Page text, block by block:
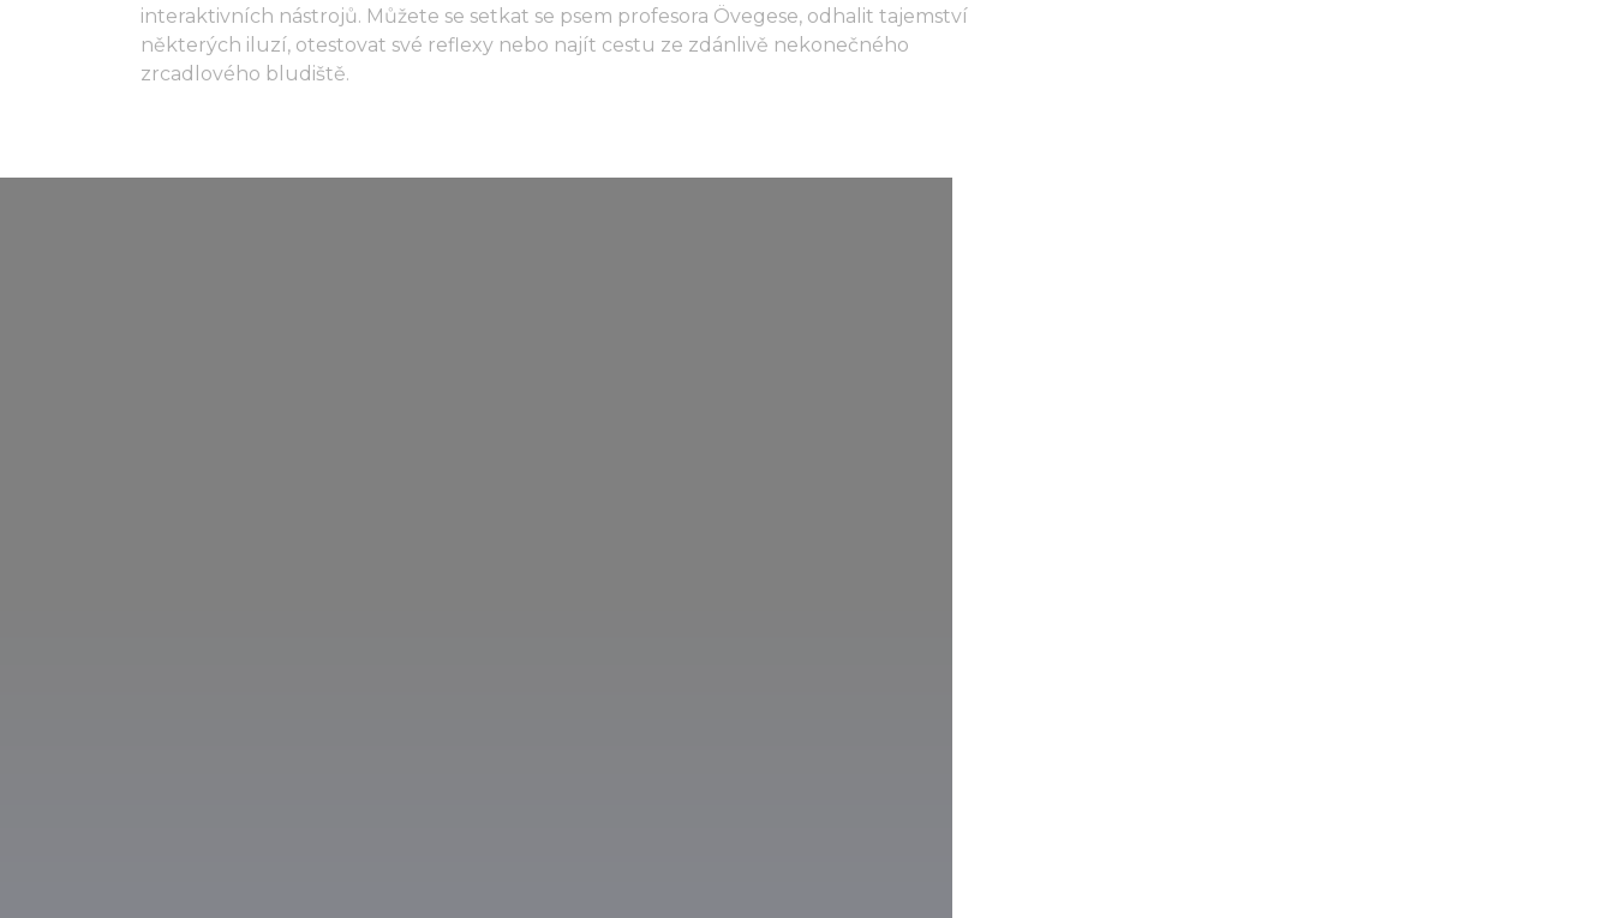
interaktivních nástrojů. Můžete se setkat se psem profesora Övegese, odhalit tajemství
některých iluzí, otestovat své reflexy nebo najít cestu ze zdánlivě nekonečného
zrcadlového bludiště.